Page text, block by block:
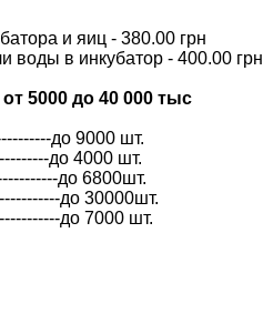
и яиц - 380.00 грн
воды в инкубатор - 400.00 грн
5000 до 40 000 тыс
до 9000 шт.
до 4000 шт.
до 6800шт.
до 30000шт.
до 7000 шт.